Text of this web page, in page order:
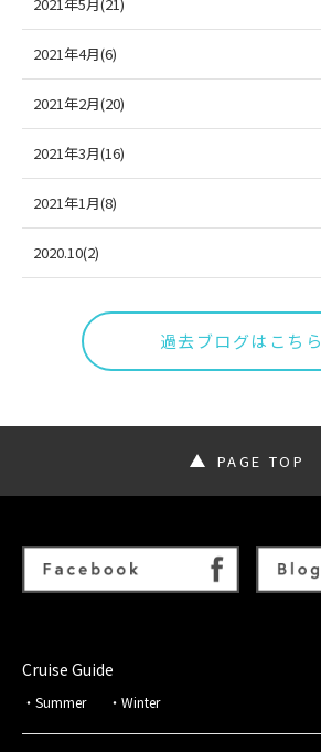
2021年4月(6)
2021年2月(20)
2021年3月(16)
2021年1月(8)
2020.10(2)
過去ブログはこちら
PAGE TOP
Cruise Guide
Summer Winter